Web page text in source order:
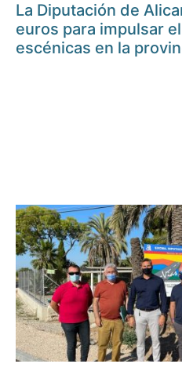
La Diputación de
euros para impulsar
escénicas en la